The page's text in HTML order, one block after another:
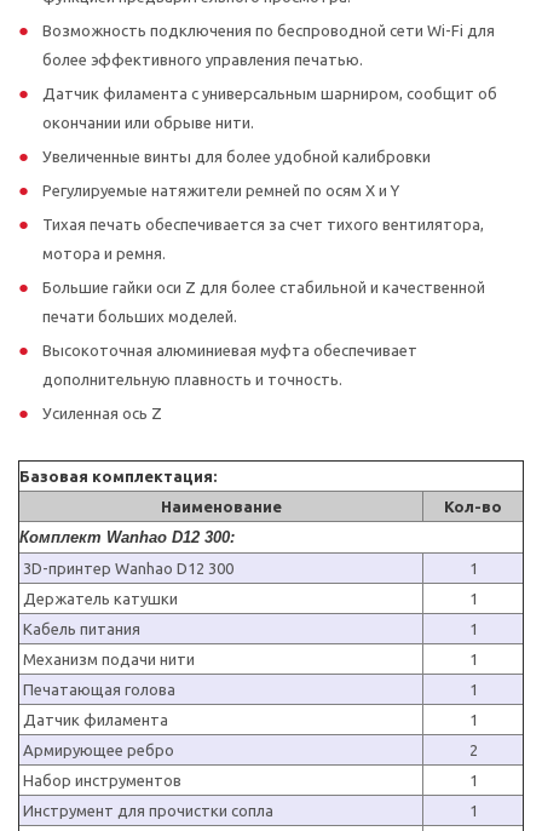
Возможность подключения по беспроводной сети Wi-Fi для
более эффективного управления печатью.
Датчик филамента с универсальным шарниром, сообщит об
окончании или обрыве нити.
Увеличенные винты для более удобной калибровки
Регулируемые натяжители ремней по осям X и Y
Тихая печать обеспечивается за счет тихого вентилятора,
мотора и ремня.
Большие гайки оси Z для более стабильной и качественной
печати больших моделей.
Высокоточная алюминиевая муфта обеспечивает
дополнительную плавность и точность.
Усиленная ось Z
Базовая комплектация:
Наименование
Кол-во
Комплект Wanhao D12 300:
3D-принтер Wanhao D12 300
1
Держатель катушки
1
Кабель питания
1
Механизм подачи нити
1
Печатающая голова
1
Датчик филамента
1
Армирующее ребро
2
Набор инструментов
1
Инструмент для прочистки сопла
1